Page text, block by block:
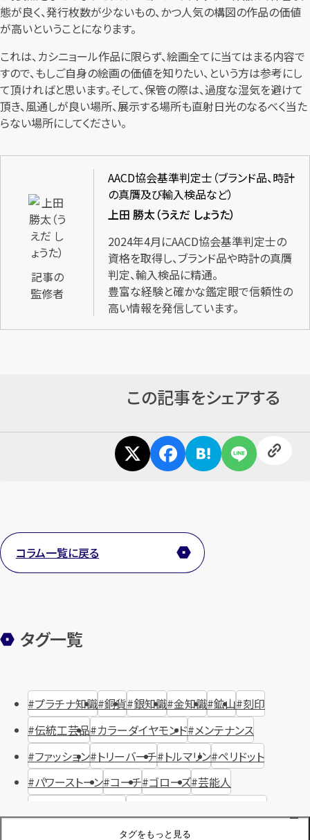
態が良く、発行枚数が少ないもの、かつ人気の構図の作品の価値
が高いということになります。
これは、カシニョール作品に限らず、絵画全てに当てはまる内容で
すので、もしご自身の絵画の価値を知りたい、という方は参考にし
て頂ければと思います。そして、保管の際は、過度な湿気を避けて
頂き、風通しが良い場所、展示する場所も直射日光のなるべく当た
らない場所にしてください。
記事の
監修者
AACD協会基準判定士（ブランド品、時計
の真贋及び輸入検品など）
上田 勝太（うえだ しょうた）
2024年4月にAACD協会基準判定士の
資格を取得し、ブランド品や時計の真贋
判定、輸入検品に精通。
豊富な経験と確かな鑑定眼で信頼性の
高い情報を発信しています。
この記事をシェアする
コラム一覧に戻る
タグ一覧
タグをもっと見る
プラチナ知識 銅貨 銀知識 金知識 鉱山 刻印
伝統工芸品 カラーダイヤモンド メンテナンス
ファッション トリーバーチ トルマリン ペリドット
パワーストーン コーチ ゴローズ 芸能人
ジュエリーブランド オーデマピゲ